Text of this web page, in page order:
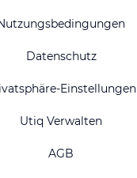
Datenschutz
Einstellungen
Utiq Verwalten
AGB